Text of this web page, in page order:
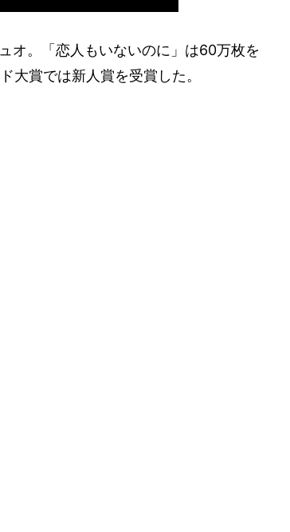
オ。「恋人もいないのに」は60万枚を
大賞では新人賞を受賞した。